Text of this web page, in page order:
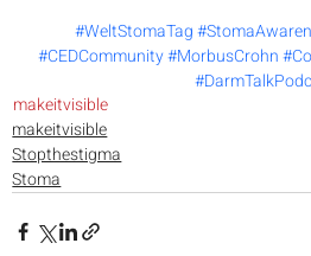
#WeltStomaTag
#CEDCommunity#MorbusCrohn
makeitvisible
makeitvisible
Stopthestigma
Stoma